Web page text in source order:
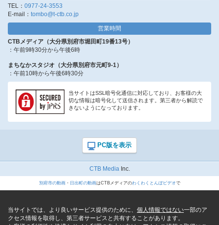
TEL： 0977-24-3553
E-mail： tombo@t-ctb.co.jp
営業時間
CTBメディア（大分県別府市堀田町19番13号）
：午前9時30分から午後6時
まちなかスタジオ（大分県別府市元町9-1）
：午前10時から午後6時30分
当サイトはSSL暗号化通信に対応しており、お客様の大
切な情報は暗号化して送信されます。第三者から解読で
きないようになっております。
CTB MediaInc.
別府市の動画・ 日出町の動画はCTBメディアのわくわくとんぼビデオで
当サイトでは、より良いサービス提供のために、 個人情報ではない一部のア
クセス情報を取得し、第三者サービスと共有することがあります。